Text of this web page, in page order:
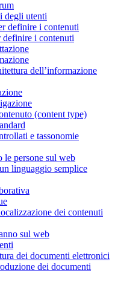
degli utenti
definire i contenuti
definire i contenuti
dell’informazione
(content type)
e tassonomie
le persone sul web
linguaggio semplice
dei contenuti
sul web
dei documenti elettronici
dei documenti